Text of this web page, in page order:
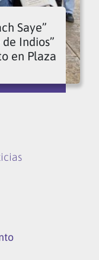
Saye”
Indios”
en Plaza